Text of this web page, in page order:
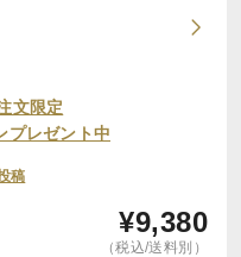
文限定
プレゼント中
稿
¥9,380
（税込/送料別）